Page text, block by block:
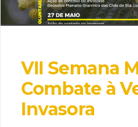
VII Semana
Combate à
Invasora